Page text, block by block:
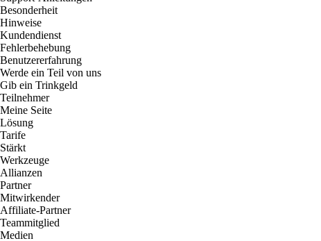
Besonderheit
Hinweise
Kundendienst
Fehlerbehebung
Benutzererfahrung
Werde ein Teil von uns
Gib ein Trinkgeld
Teilnehmer
Meine Seite
Lösung
Tarife
Stärkt
Werkzeuge
Allianzen
Partner
Mitwirkender
Affiliate-Partner
Teammitglied
Medien